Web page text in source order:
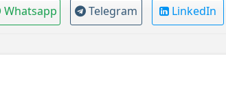
Whatsapp Telegram LinkedIn